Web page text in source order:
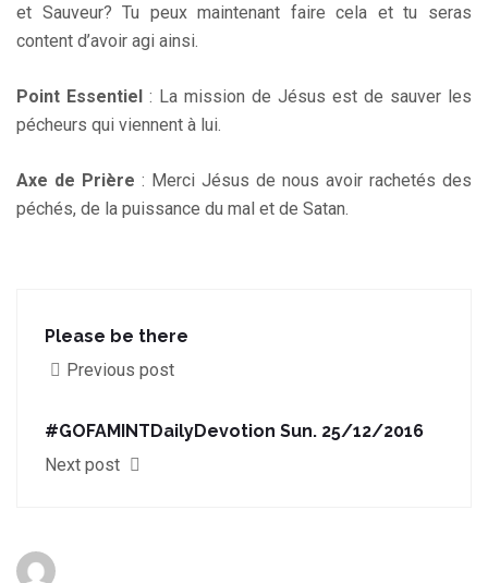
et Sauveur? Tu peux maintenant faire cela et tu seras
content d’avoir agi ainsi.
Point Essentiel : La mission de Jésus est de sauver les
pécheurs qui viennent à lui.
Axe de Prière : Merci Jésus de nous avoir rachetés des
péchés, de la puissance du mal et de Satan.
Please be there
Previous post
#GOFAMINTDailyDevotion Sun. 25/12/2016
Next post